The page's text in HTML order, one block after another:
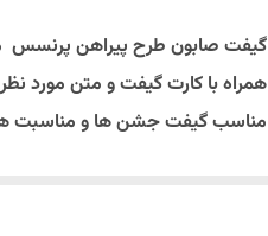
گیفت صابون طرح پیراهن پرنسس
همراه با کارت گیفت و متن مورد
مناسب گیفت جشن ها و مناسبت